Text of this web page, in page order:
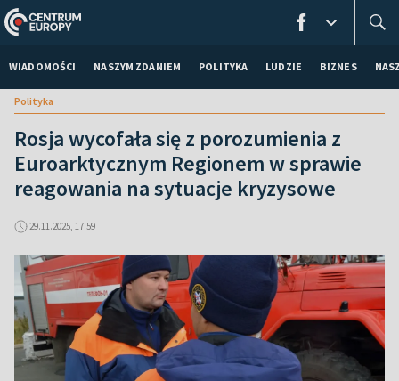
WIADOMOŚCI NASZYM ZDANIEM POLITYKA LUDZIE BIZNES
Polityka
Rosja wycofała się z porozumienia z
Euroarktycznym Regionem w sprawie
reagowania na sytuacje kryzysowe
29.11.2025, 17:59